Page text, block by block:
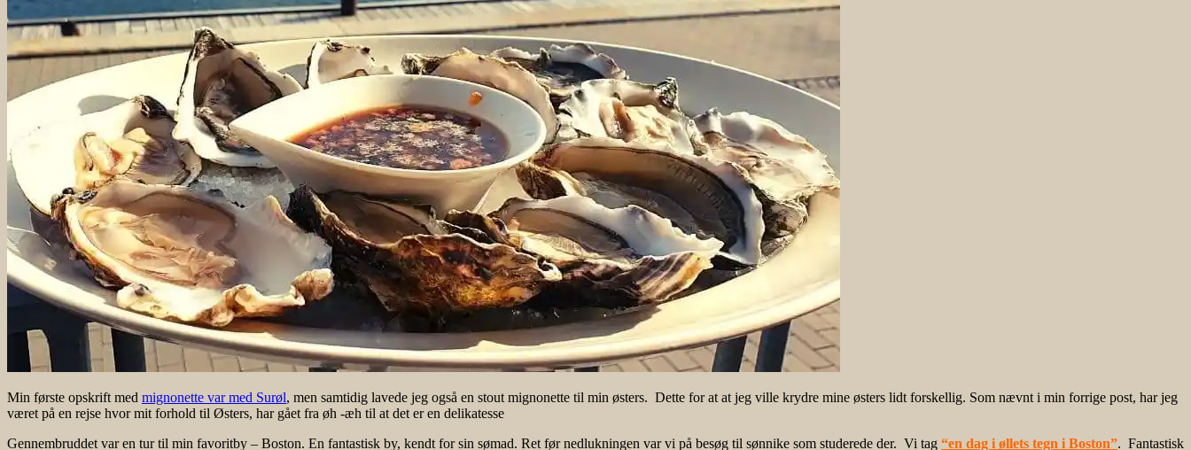
Min første opskrift med mignonette var med Surøl, men samtidig lavede jeg også en stout mignonette til min østers. Dette for at at jeg ville krydre mine østers lidt forskellig. Som nævnt i min forrige post, har jeg
været på en rejse hvor mit forhold til Østers, har gået fra øh -æh til at det er en delikatesse
Gennembruddet var en tur til min favoritby – Boston. En fantastisk by, kendt for sin sømad. Ret før nedlukningen var vi på besøg til sønnike som studerede der. Vi tag “en dag i øllets tegn i Boston”. Fantastisk